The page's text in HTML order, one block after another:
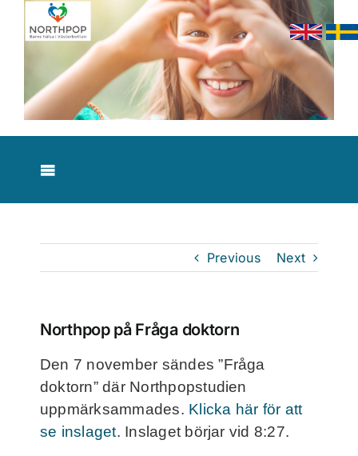
content
Toggle
Om studien
Frågor och svar
Previous Next
Northpop på Fråga doktorn
Den 7 november sändes ”Fråga
doktorn” där Northpopstudien
uppmärksammades. Klicka här för att
se inslaget. Inslaget börjar vid 8:27.